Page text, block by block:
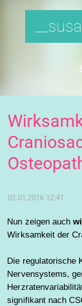
02.01.2016 12:41
Nun zeigen auch
Wirksamkeit der
Die regulatorische
Nervensystems,
signifikant nach